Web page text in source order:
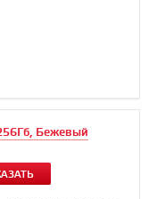
Бежевый